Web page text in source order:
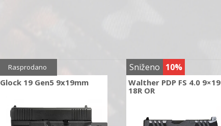
Glock 19 Gen5 9x19mm
Rasprodano Sniženo 10%
Walther PDP FS 4.0 9×19
18R OR